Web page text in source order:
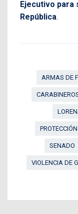
Ejecutivo para
República.
ARMAS DE
SENADO
VIOLENCIA DE